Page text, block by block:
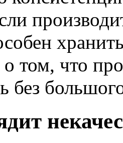
о том, что
без